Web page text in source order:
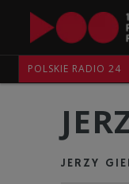
POLSKIE RADIO 24
JERZY